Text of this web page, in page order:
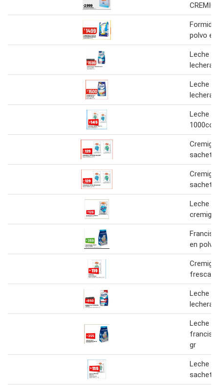
polvo
Leche
lechera
Leche
lechera
Leche
1000cc
sachet
sachet
Leche
cremigal
en polvo
fresca
Leche
lechera
Leche
gr
Leche
sachet